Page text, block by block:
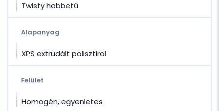
Twisty habbetű
Alapanyag
XPS extrudált polisztirol
Felület
Homogén, egyenletes